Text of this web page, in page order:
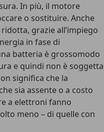
In più, il motore
o sostituire. Anche
grazie all’impiego
in fase di
batteria è grossomodo
e quindi non è soggetta
significa che la
sia assente o a costo
a elettroni fanno
meno – di quelle con